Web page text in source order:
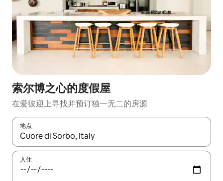
索尔博之心的度假屋
在爱彼迎上寻找并预订独一无二的房源
地点
如有搜索结果，请使用上下方向键查看，或通过点击或滑动手势
入住